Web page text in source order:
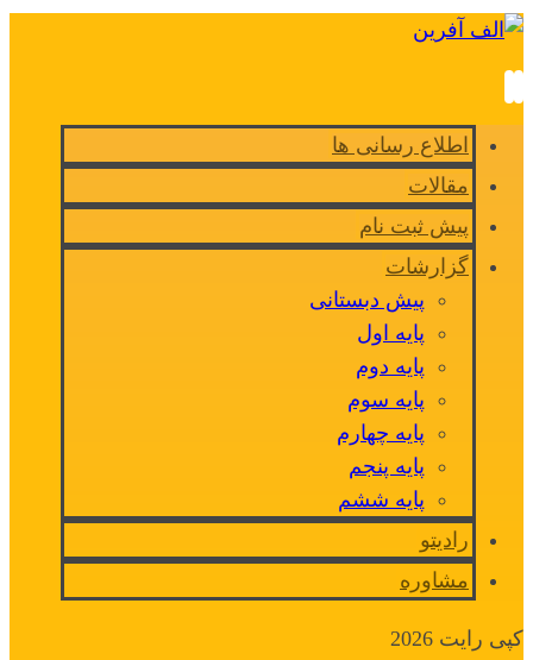
اطلاع رسانی ها
مقالات
پیش ثبت نام
گزارشات
پیش دبستانی
پایه اول
پایه دوم
پایه سوم
پایه چهارم
پایه پنجم
پایه ششم
رادیتو
مشاوره
کپی رایت 2026